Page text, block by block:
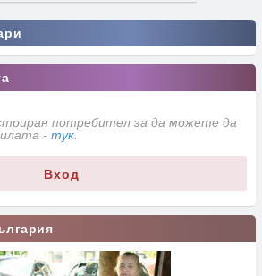
потребител за да можете да
- тук
Вход